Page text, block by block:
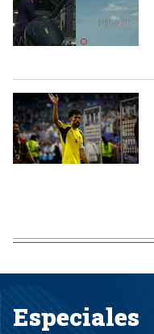
Especiales